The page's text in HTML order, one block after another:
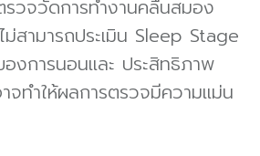
รวจวัดการทํางานคลื่นสมอง
สามารถประเมิน Sleep Stage
องการนอนและ ประสิทธิภาพ
จทําให้ผลการตรวจมีความแม่น